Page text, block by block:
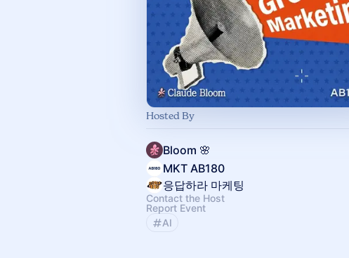
Hosted By
Bloom 🌸
MKT AB180
응답하라 마케팅
Contact the Host
Report Event
AI